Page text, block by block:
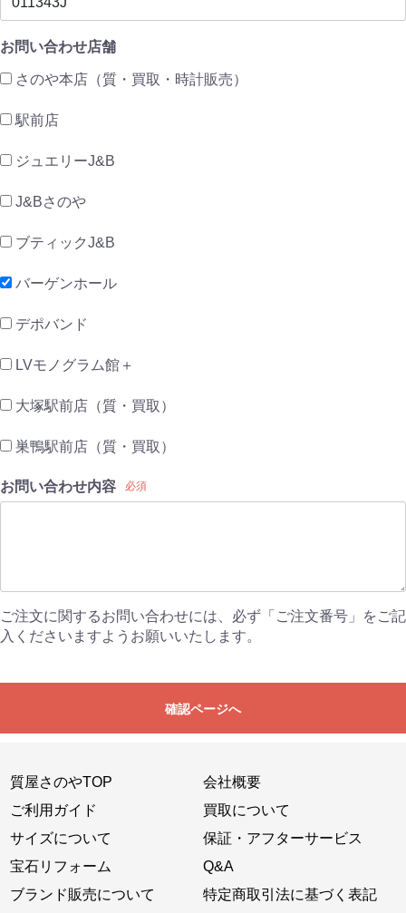
お問い合わせ店舗
さのや本店（質・買取・時計販売）
駅前店
ジュエリーJ&B
J&Bさのや
ブティックJ&B
バーゲンホール
デポバンド
LVモノグラム館＋
大塚駅前店（質・買取）
巣鴨駅前店（質・買取）
お問い合わせ内容 必須
ご注文に関するお問い合わせには、必ず「ご注文番号」をご記
入くださいますようお願いいたします。
確認ページへ
質屋さのやTOP
ご利用ガイド
サイズについて
宝石リフォーム
ブランド販売について
会社概要
買取について
保証・アフターサービス
Q&A
特定商取引法に基づく表記